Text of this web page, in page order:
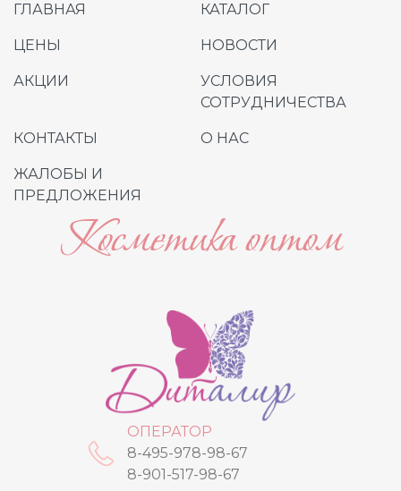
ГЛАВНАЯ КАТАЛОГ
ЦЕНЫ НОВОСТИ
АКЦИИ
УСЛОВИЯ
СОТРУДНИЧЕСТВА
ЖАЛОБЫ И
ПРЕДЛОЖЕНИЯ
КОНТАКТЫ О НАС
Косметика оптом
ОПЕРАТОР
8-495-978-98-67
8-901-517-98-67